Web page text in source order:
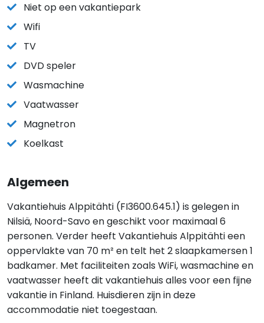
Niet op een vakantiepark
Wifi
TV
DVD speler
Wasmachine
Vaatwasser
Magnetron
Koelkast
Algemeen
Vakantiehuis Alppitähti (FI3600.645.1) is gelegen in
Nilsiä, Noord-Savo en geschikt voor maximaal 6
personen. Verder heeft Vakantiehuis Alppitähti een
oppervlakte van 70 m² en telt het 2 slaapkamersen 1
badkamer. Met faciliteiten zoals WiFi, wasmachine en
vaatwasser heeft dit vakantiehuis alles voor een fijne
vakantie in Finland. Huisdieren zijn in deze
accommodatie niet toegestaan.